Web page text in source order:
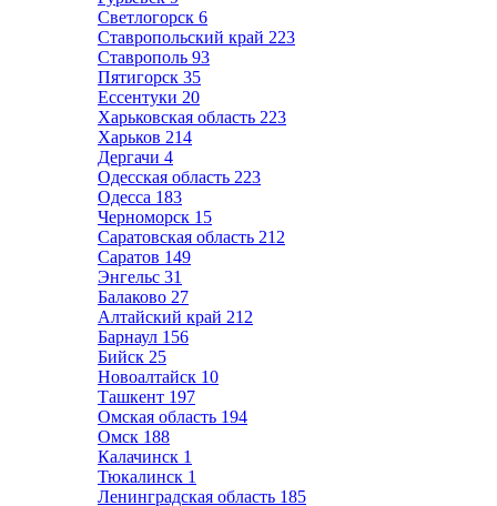
Светлогорск 6
Ставропольский край 223
Ставрополь 93
Пятигорск 35
Ессентуки 20
Харьковская область 223
Харьков 214
Дергачи 4
Одесская область 223
Одесса 183
Черноморск 15
Саратовская область 212
Саратов 149
Энгельс 31
Балаково 27
Алтайский край 212
Барнаул 156
Бийск 25
Новоалтайск 10
Ташкент 197
Омская область 194
Омск 188
Калачинск 1
Тюкалинск 1
Ленинградская область 185